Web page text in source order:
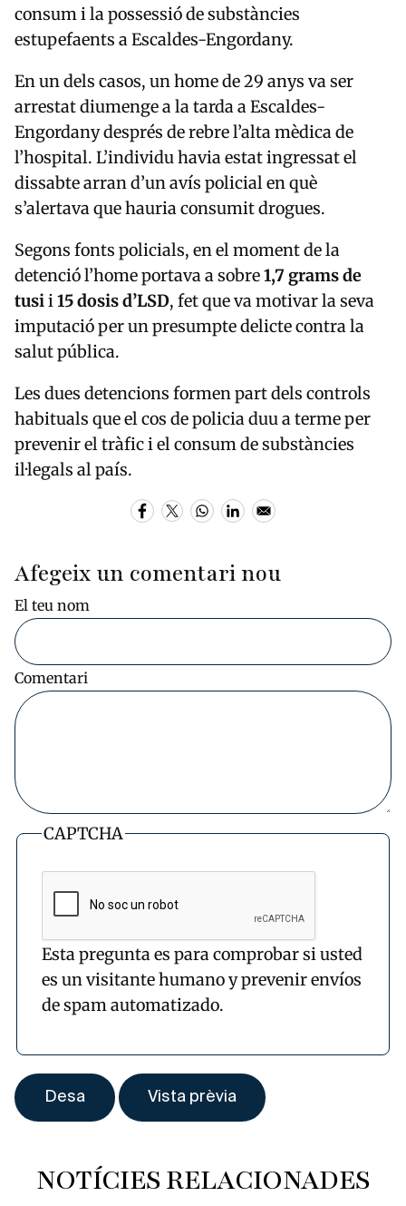
consum i la possessió de substàncies
estupefaents aEscaldes-Engordany.
En un dels casos, un home de 29 anys va ser
arrestat diumenge a la tarda aEscaldes-
Engordanydesprés de rebre l’alta mèdica de
l’hospital. L’individu havia estat ingressat el
dissabte arran d’un avís policial en què
s’alertava que hauria consumit drogues.
Segons fonts policials, en el moment de la
detenció l’home portava a sobre1,7 grams de
tusii15 dosis d’LSD, fet que va motivar la seva
imputació per un presumpte delicte contra la
salut pública.
Les dues detencions formen part dels controls
habituals que el cos de policia duu a terme per
prevenir el tràfic i el consum de substàncies
il·legals al país.
Afegeix un comentari nou
El teu nom
Comentari
CAPTCHA
Esta pregunta es para comprobar si usted
es un visitante humano y prevenir envíos
de spam automatizado.
NOTÍCIES RELACIONADES